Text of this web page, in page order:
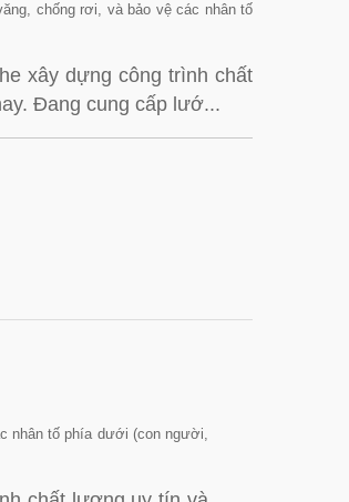
chống rơi, và bảo vệ các nhân tố
xây dựng công trình chất
Đang cung cấp lướ...
nhân tố phía dưới (con người,